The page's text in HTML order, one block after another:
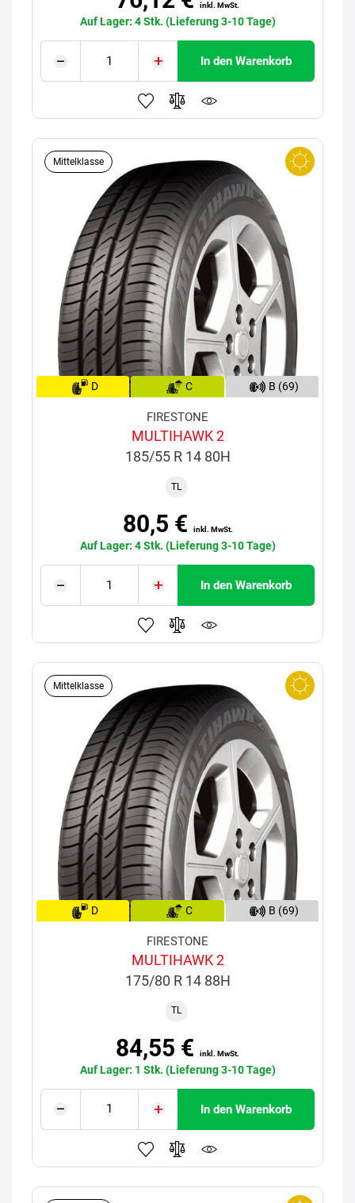
inkl. MwSt.
Auf Lager: 4 Stk. (Lieferung 3-10 Tage)
In den Warenkorb
Mittelklasse
D C B (69)
FIRESTONE
MULTIHAWK 2
185/55 R 14 80H
TL
80,5 € inkl. MwSt.
Auf Lager: 4 Stk. (Lieferung 3-10 Tage)
In den Warenkorb
Mittelklasse
D C B (69)
FIRESTONE
MULTIHAWK 2
175/80 R 14 88H
TL
84,55 € inkl. MwSt.
Auf Lager: 1 Stk. (Lieferung 3-10 Tage)
In den Warenkorb